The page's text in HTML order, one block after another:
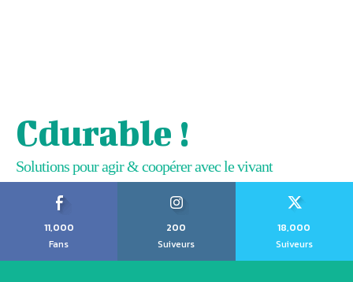
Cdurable !
Solutions pour agir & coopérer avec le vivant
11,000
Fans
200
Suiveurs
18,000
Suiveurs